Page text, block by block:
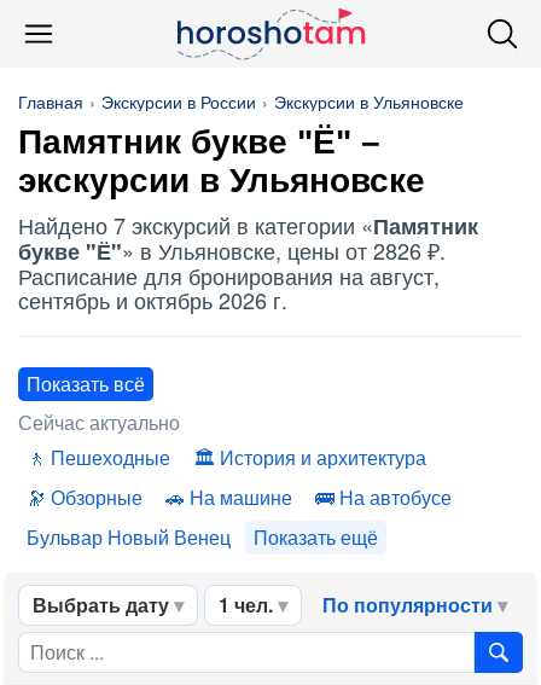
Главная Экскурсии в России Экскурсии в Ульяновске
Памятник букве "Ё" –
экскурсии в Ульяновске
Найдено 7 экскурсий в категории «Памятник
букве "Ё"» в Ульяновске, цены от 2826 ₽.
Расписание для бронирования на август,
сентябрь и октябрь 2026 г.
Показать всё
Сейчас актуально
Пешеходные
История и архитектура
Обзорные
На машине
На автобусе
Бульвар Новый Венец
Показать ещё
Выбрать дату 1 чел. По популярности